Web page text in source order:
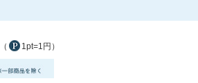
（ 1pt=1円）